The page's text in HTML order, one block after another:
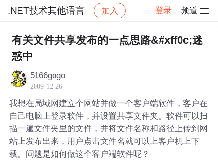
.NET技术其他语言 加入 登录 频道
社区 .NET技术其他语言 帖子详情
有关文件共享发布的一点思路&#xff0c;迷
惑中
5166gogo
2009-12-26
我想在局域网建立个网站并做一个客户端软件，客户在
自己电脑上登录软件，并设置共享文件夹。软件可以扫
描一遍文件夹里的文件，并将文件名称和路径上传到网
站上发布出来，用户点击文件名就可以上客户机上下
载。问题是如何做这个客户端软件呢？